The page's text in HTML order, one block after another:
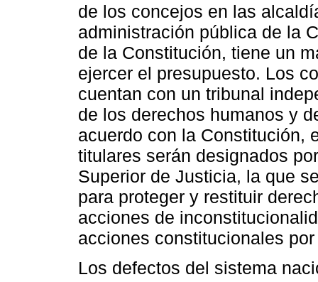
de los concejos en las
administración pública de la
de la Constitución, tiene un
ejercer el presupuesto. Los
cuentan con un tribunal
de los derechos humanos y
acuerdo con la Constitución,
titulares serán designados
Superior de Justicia, la que
para proteger y restituir
acciones de
acciones constitucionales
Los defectos del sistema